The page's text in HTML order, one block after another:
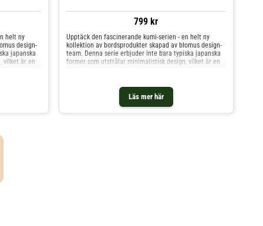
helt ny
design-
japanska
vilket är en
799 kr
Läs mer här
Upptäck den fascinerande kumi-serien - en helt ny
kollektion av bordsprodukter skapad av blomus design-
team. Denna serie erbjuder inte bara typiska japanska
former som utstrålar minimalistisk design, vilket är en